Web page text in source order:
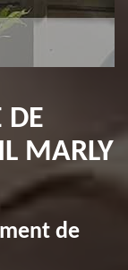
DE
MARLY
de